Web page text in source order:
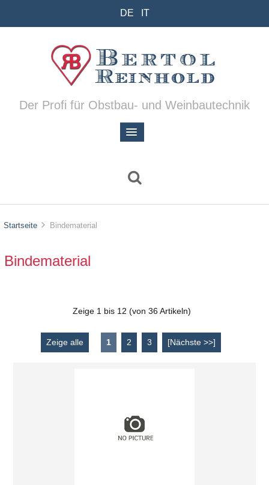
DE IT
Der Profi für Obstbau- und Weinbautechnik
Startseite Bindematerial
Bindematerial
Zeige 1 bis 12 (von36 Artikeln)
Zeige alle 1 2 3 [Nächste >>]